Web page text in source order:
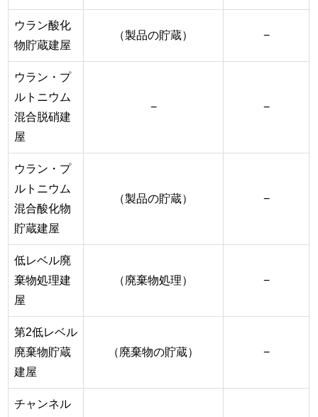
ウラン酸化
物貯蔵建屋
（製品の貯蔵） −
ウラン・プ
ルトニウム
混合脱硝建
屋
− −
ウラン・プ
ルトニウム
混合酸化物
貯蔵建屋
（製品の貯蔵） −
低レベル廃
棄物処理建
屋
（廃棄物処理） −
第2低レベル
廃棄物貯蔵
建屋
（廃棄物の貯蔵） −
チャンネル